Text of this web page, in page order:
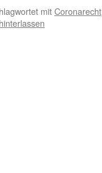
mitCoronarecht